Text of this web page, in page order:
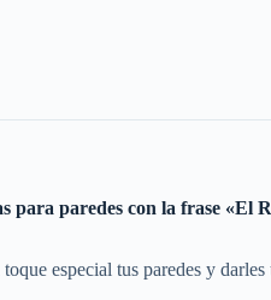
para paredes con la frase «El
especial tus paredes y